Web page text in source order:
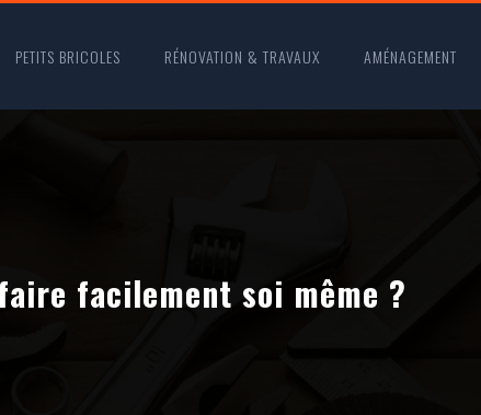
PETITS BRICOLES RÉNOVATION & TRAVAUX AMÉNAGEMENT
facilement soi même ?